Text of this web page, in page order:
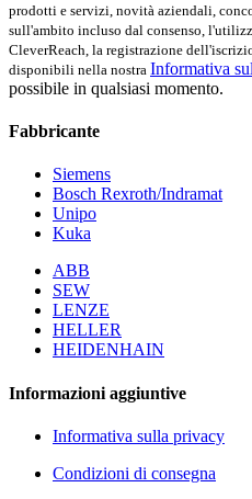
prodotti e servizi, novità aziendali,
sull'ambito incluso dal consenso,
CleverReach, la registrazione
disponibili nella nostra Informativa
possibile in qualsiasi momento.
Fabbricante
Siemens
Bosch Rexroth/Indramat
Unipo
Kuka
ABB
SEW
LENZE
HELLER
HEIDENHAIN
Informazioni aggiuntive
Informativa sulla privacy
Condizioni di consegna